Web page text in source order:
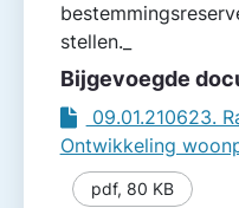
stellen._
Bijgevoegde
09.01.210623.
Ontwikkeling
pdf, 80 KB